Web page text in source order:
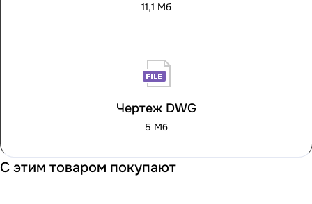
11,1 Мб
Чертеж DWG
5 Мб
С этим товаром покупают